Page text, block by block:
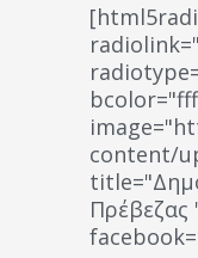
content/
Πρέβεζας